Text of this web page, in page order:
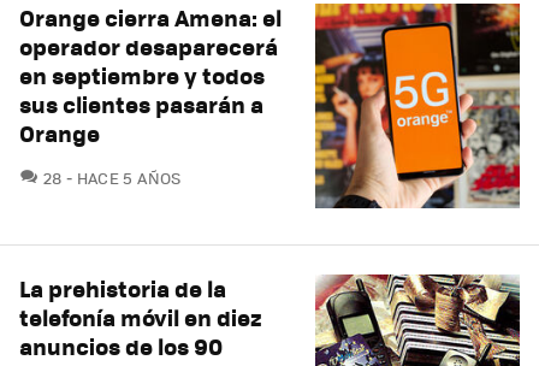
Orange cierra Amena: el
operador desaparecerá
en septiembre y todos
sus clientes pasarán a
Orange
28 COMENTARIOS
HACE 5 AÑOS
La prehistoria de la
telefonía móvil en diez
anuncios de los 90